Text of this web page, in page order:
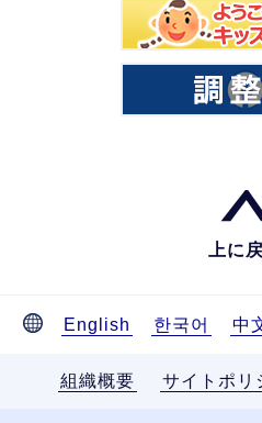
上に
English 한국어 中
組織概要 サイトポリ